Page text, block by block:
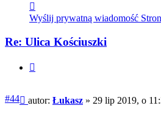
się
z
Łukasz
Wyślij prywatną wiadomość
Re: Ulica Kościuszki
#44 Post
autor: Łukasz » 29 lip 2019, o